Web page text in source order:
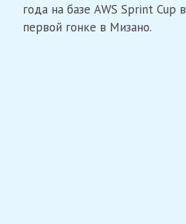
года на базе AWS Sprint Cup в
первой гонке в Мизано.